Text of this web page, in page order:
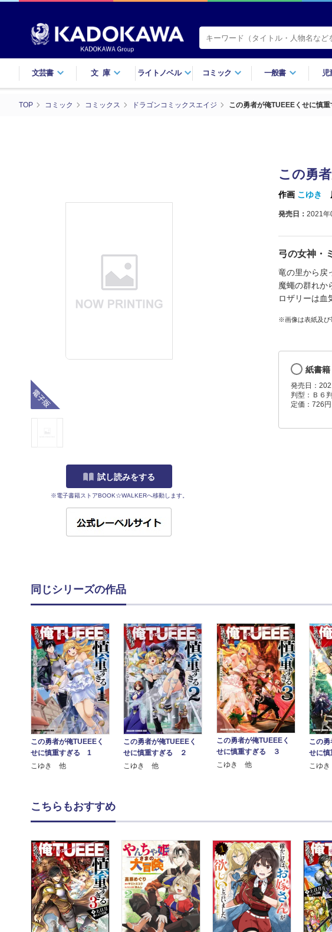
文芸書 文庫 ライトノベル コミック 一般書 児
TOP コミック コミックス ドラゴンコミックスエイジ この勇者が俺TUEEEくせに慎
試し読みをする
※電子書籍ストアBOOK☆WALKERへ移動します。
この勇
作画 こゆき
発売日： 2021年
弓の女神・
竜の里から戻
魔蠅の群れか
ロザリーは
※画像は表紙及び
紙書籍
発売日：
判型：Ｂ６
定価：726
同じシリーズの作品
この勇者が俺TUEEEく
せに慎重すぎる 1
こゆき 他
この勇者が俺TUEEEく
せに慎重すぎる ２
こゆき 他
この勇者が俺TUEEEく
せに慎重すぎる ３
こゆき 他
この勇
せに
こゆ
こちらもおすすめ